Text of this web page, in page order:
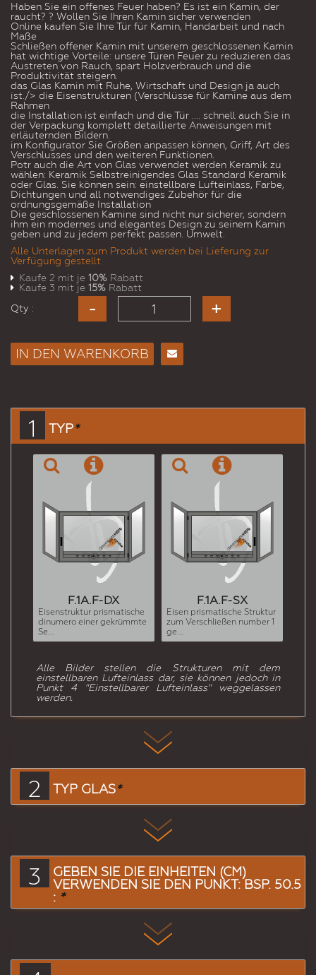
Haben Sie ein offenes Feuer haben? Es ist ein Kamin, der
raucht? ? Wollen Sie Ihren Kamin sicher verwenden
Online kaufen Sie Ihre Tür für Kamin, Handarbeit und nach
Maße
Schließen offener Kamin mit unserem geschlossenen Kamin
hat wichtige Vorteile: unsere Türen Feuer zu reduzieren das
Austreten von Rauch, spart Holzverbrauch und die
Produktivität steigern.
das Glas Kamin mit Ruhe, Wirtschaft und Design ja auch
ist./> die Eisenstrukturen (Verschlüsse für Kamine aus dem
Rahmen
die Installation ist einfach und die Tür .... schnell auch Sie in
der Verpackung komplett detaillierte Anweisungen mit
erläuternden Bildern.
im Konfigurator Sie Größen anpassen können, Griff, Art des
Verschlusses und den weiteren Funktionen.
Potr auch die Art von Glas verwendet werden Keramik zu
wählen: Keramik Selbstreinigendes Glas Standard Keramik
oder Glas. Sie können sein: einstellbare Lufteinlass, Farbe,
Dichtungen und all notwendiges Zubehör für die
ordnungsgemäße Installation
Die geschlossenen Kamine sind nicht nur sicherer, sondern
ihm ein modernes und elegantes Design zu seinem Kamin
geben und zu jedem perfekt passen. Umwelt.
Alle Unterlagen zum Produkt werden bei Lieferung zur
Verfügung gestellt
Kaufe 2 mit je 10% Rabatt
Kaufe 3 mit je 15% Rabatt
Qty :
IN DEN WARENKORB
1 TYP*
F.1A.F-DX
Eisenstruktur prismatische
dinumero einer gekrümmte
Se...
F.1A.F-SX
Eisen prismatische Struktur
zum Verschließen number 1
ge...
Alle Bilder stellen die Strukturen mit dem
einstellbaren Lufteinlass dar, sie können jedoch in
Punkt 4 "Einstellbarer Lufteinlass" weggelassen
werden.
2 TYP GLAS*
3
GEBEN SIE DIE EINHEITEN (CM)
VERWENDEN SIE DEN PUNKT: BSP. 50.5
: *